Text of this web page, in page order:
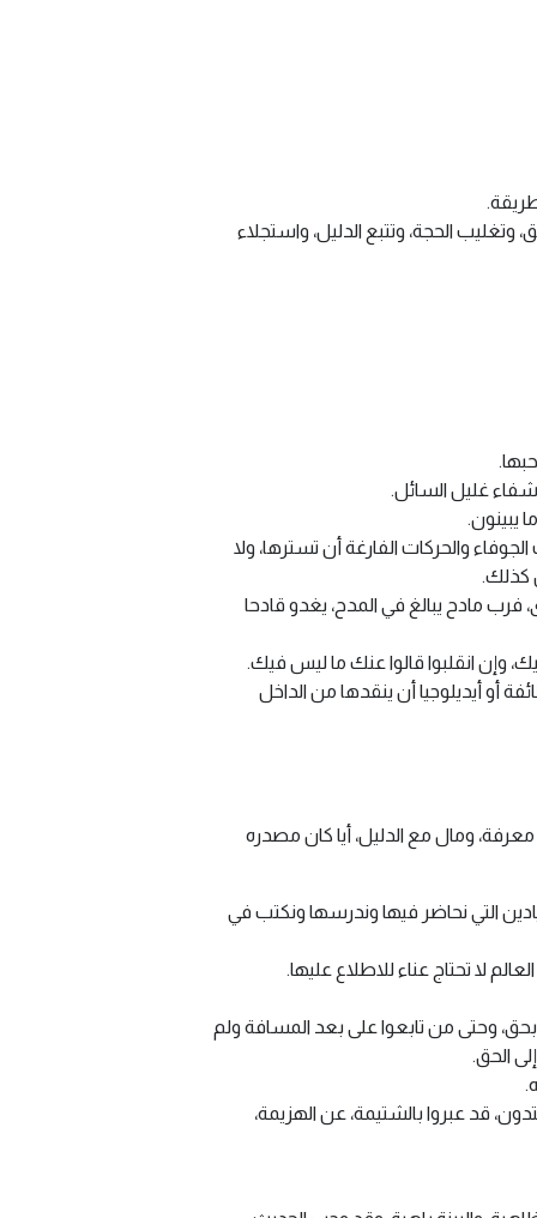
الحجة، وتتبع الدليل، واستجلاء
غليل السائل.
يبينون.
والحركات الفارغة أن تسترها، ولا
كذلك.
مادح يبالغ في المدح، يغدو قادحا
وإن انقلبوا قالوا عنك ما ليس فيك.
أو أيديلوجيا أن ينقدها من الداخل
ومال مع الدليل، أيا كان مصدره
التي نحاضر فيها وندرسها ونكتب في
لا تحتاج عناء للاطلاع عليها.
وحتى من تابعوا على بعد المسافة ولم
الحق.
قد عبروا بالشتيمة، عن الهزيمة،